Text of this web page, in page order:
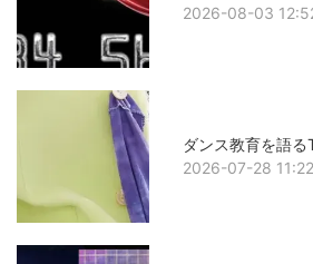
2026-08-03
ダンス教育を語る
2026-07-28